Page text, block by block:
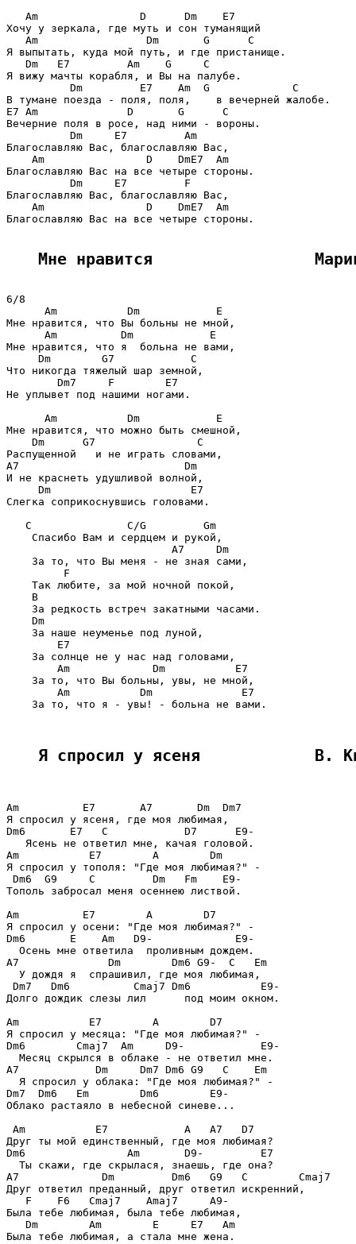
   Am                D      Dm    E7
Хочу у зеркала, где муть и сон туманящий
   Am                 Dm       G      C
Я выпытать, куда мой путь, и где пристанище.
   Dm   E7         Am    G     C
Я вижу мачты корабля, и Вы на палубе.
          Dm         E7    Am  G             C
В тумане поезда - поля, поля,    в вечерней жалобе.
E7 Am              D       G      C
Вечерние поля в росе, над ними - вороны.
          Dm     E7         Am
Благославляю Вас, благославляю Вас,
    Am                D    DmE7  Am
Благославляю Вас на все четыре стороны.
          Dm     E7         F
Благославляю Вас, благославляю Вас,
    Am                D    DmE7  Am
Благославляю Вас на все четыре стороны.
Мне нравится
6/8
      Am           Dm            E
Мне нравится, что Вы больны не мной,
      Am          Dm            E
Мне нравится, что я  больна не вами,
     Dm        G7            C
Что никогда тяжелый шар земной,
        Dm7     F        E7
Не уплывет под нашими ногами.
      Am           Dm            E
Мне нравится, что можно быть смешной,
    Dm      G7                C
Распущенной   и не играть словами,
A7                          Dm
И не краснеть удушливой волной,
     Dm                      E7
Слегка соприкоснувшись головами.
   C               C/G         Gm
    Спасибо Вам и сердцем и рукой,
                          A7     Dm
    За то, что Вы меня - не зная сами,
         F
    Так любите, за мой ночной покой,
    B
    За редкость встреч закатными часами.
    Dm
    За наше неуменье под луной,
        E7
    За солнце не у нас над головами,
        Am             Dm           E7
    За то, что Вы больны, увы, не мной,
        Am           Dm              E7
    За то, что я - увы! - больна не вами.
Я спросил у ясеня            В.
Am          E7       A7       Dm  Dm7
Я спросил у ясеня, где моя любимая,
Dm6       E7   C            D7      E9-
   Ясень не ответил мне, качая головой.
Am           E7        A        Dm
Я спросил у тополя: "Где моя любимая?" -
Dm6  G9     C         Dm   Fm    E9-
Тополь забросал меня осеннею листвой.
Am          E7        A        D7
Я спросил у осени: "Где моя любимая?" -
Dm6       E    Am   D9-             E9-
  Осень мне ответила  проливным дождем.
A7              Dm        Dm6 G9-  C   Em
  У дождя я  спрашивил, где моя любимая,
Dm7   Dm6          Cmaj7 Dm6           E9-
Долго дождик слезы лил      под моим окном.
Am           E7        A        D7
Я спросил у месяца: "Где моя любимая?" -
Dm6        Cmaj7  Am     D9-            E9-
  Месяц скрылся в облаке - не ответил мне.
A7            Dm     Dm7 Dm6 G9   C    Em
  Я спросил у облака: "Где моя любимая?" -
Dm7  Dm6   Em        Dm6        E9-
Облако растаяло в небесной синеве...
Am           E7            A   A7   D7
Друг ты мой единственный, где моя любимая?
Dm6                Am       D9-         E7
  Ты скажи, где скрылася, знаешь, где она?
A7             Dm         Dm6   G9   C        Cmaj7
Друг ответил преданный, друг ответил искренний,
   F    F6   Cmaj7    Amaj7     A9-
Была тебе любимая, была тебе любимая,
   Dm        Am        E     E7   Am
Была тебе любимая, а стала мне жена.